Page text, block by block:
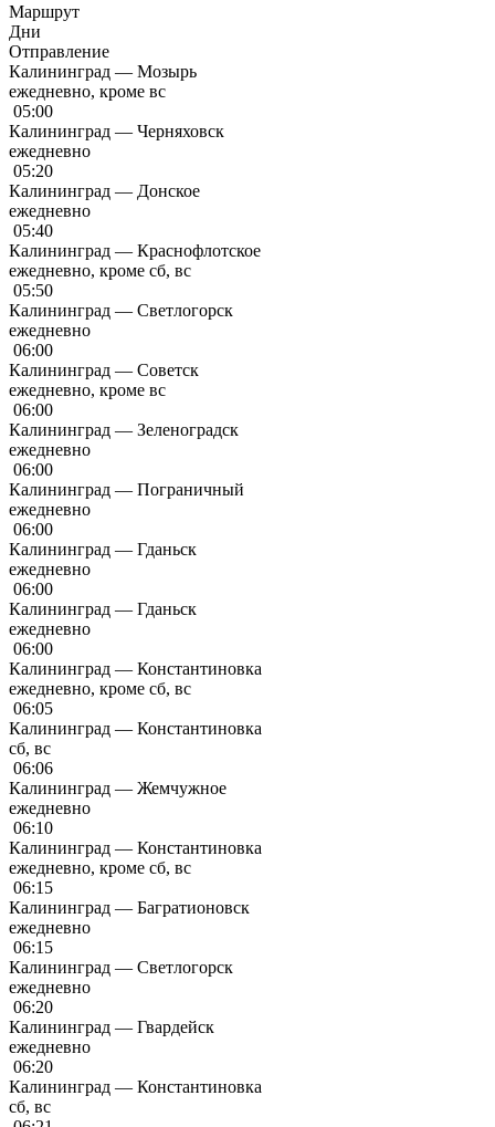
Маршрут
Дни
Отправление
Калининград — Мозырь
ежедневно, кроме вс
05:00
Калининград — Черняховск
ежедневно
05:20
Калининград — Донское
ежедневно
05:40
Калининград — Краснофлотское
ежедневно, кроме сб, вс
05:50
Калининград — Светлогорск
ежедневно
06:00
Калининград — Советск
ежедневно, кроме вс
06:00
Калининград — Зеленоградск
ежедневно
06:00
Калининград — Пограничный
ежедневно
06:00
Калининград — Гданьск
ежедневно
06:00
Калининград — Гданьск
ежедневно
06:00
Калининград — Константиновка
ежедневно, кроме сб, вс
06:05
Калининград — Константиновка
сб, вс
06:06
Калининград — Жемчужное
ежедневно
06:10
Калининград — Константиновка
ежедневно, кроме сб, вс
06:15
Калининград — Багратионовск
ежедневно
06:15
Калининград — Светлогорск
ежедневно
06:20
Калининград — Гвардейск
ежедневно
06:20
Калининград — Константиновка
сб, вс